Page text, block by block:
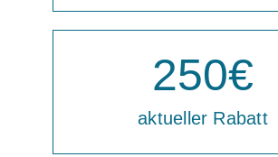
250€
aktueller Rabatt